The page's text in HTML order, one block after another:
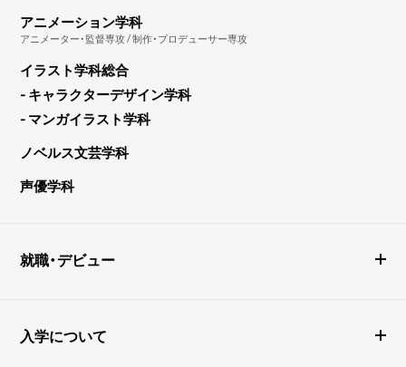
アニメーション学科
アニメーター・監督専攻 / 制作・プロデューサー専攻
イラスト学科総合
- キャラクターデザイン学科
- マンガイラスト学科
ノベルス文芸学科
声優学科
就職・デビュー
入学について